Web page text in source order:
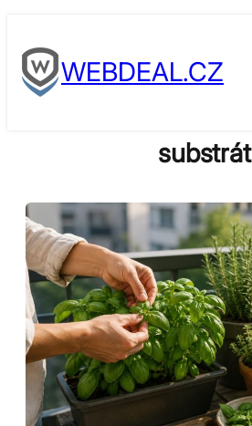
to
contentWEBDEAL.CZ
substrát